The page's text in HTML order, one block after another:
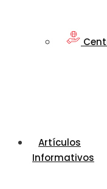
Artículos
Informativos